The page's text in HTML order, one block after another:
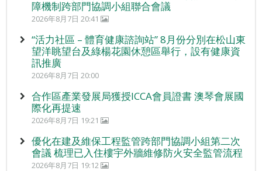
障機制跨部門協調小組聯合會議
2026年8月7日 20:41
“活力社區 – 體育健康諮詢站” 8月份分別在松山東
望洋眺望台及綠楊花園休憩區舉行，設有健康資
訊推廣
2026年8月7日 20:00
合作區產業發展局獲授ICCA會員證書 澳琴會展國
際化再提速
2026年8月7日 19:21
優化在建及維保工程監管跨部門協調小組第二次
會議 梳理已入住樓宇外牆維修防火安全監管流程
2026年8月7日 19:12